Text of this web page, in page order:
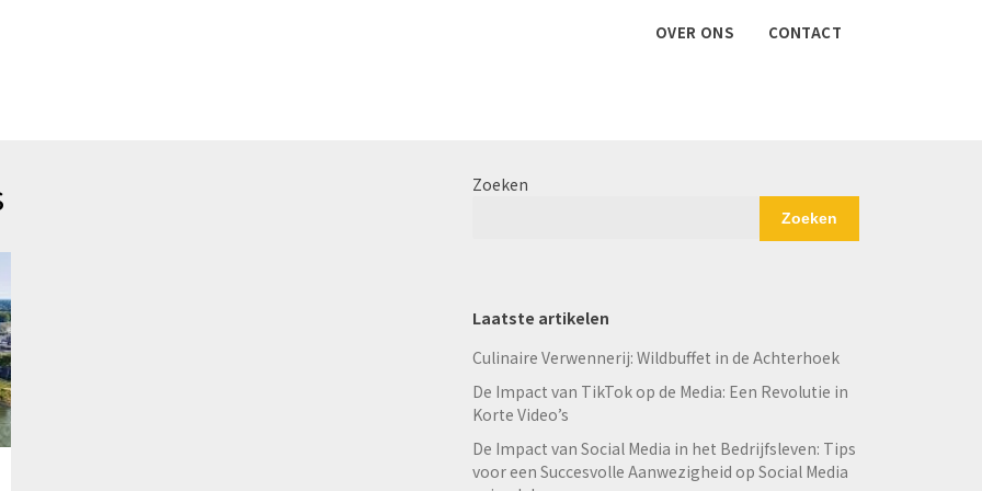
OVER ONS CONTACT
Zoeken
Zoeken
Laatste artikelen
Culinaire Verwennerij: Wildbuffet in de Achterhoek
De Impact van TikTok op de Media: Een Revolutie in
Korte Video’s
De Impact van Social Media in het Bedrijfsleven: Tips
voor een Succesvolle Aanwezigheid op Social Media